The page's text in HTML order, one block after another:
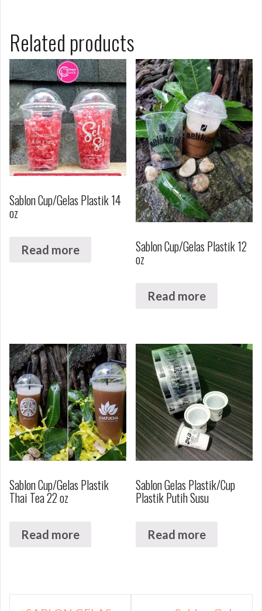
Related products
Sablon Cup/Gelas Plastik 14
oz
Read more Sablon Cup/Gelas Plastik 12
oz
Read more
Sablon Cup/Gelas Plastik
Thai Tea 22 oz
Read more
Sablon Gelas Plastik/Cup
Plastik Putih Susu
Read more